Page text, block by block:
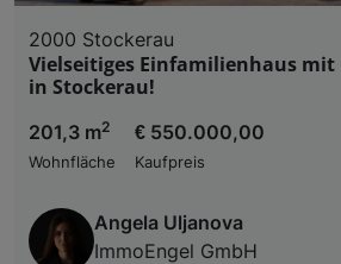
2000 Stockerau
Vielseitiges Einfamilienhaus mit
in Stockerau!
201,3 m2
Wohnfläche
€ 550.000,00
Kaufpreis
Angela Uljanova
ImmoEngel GmbH